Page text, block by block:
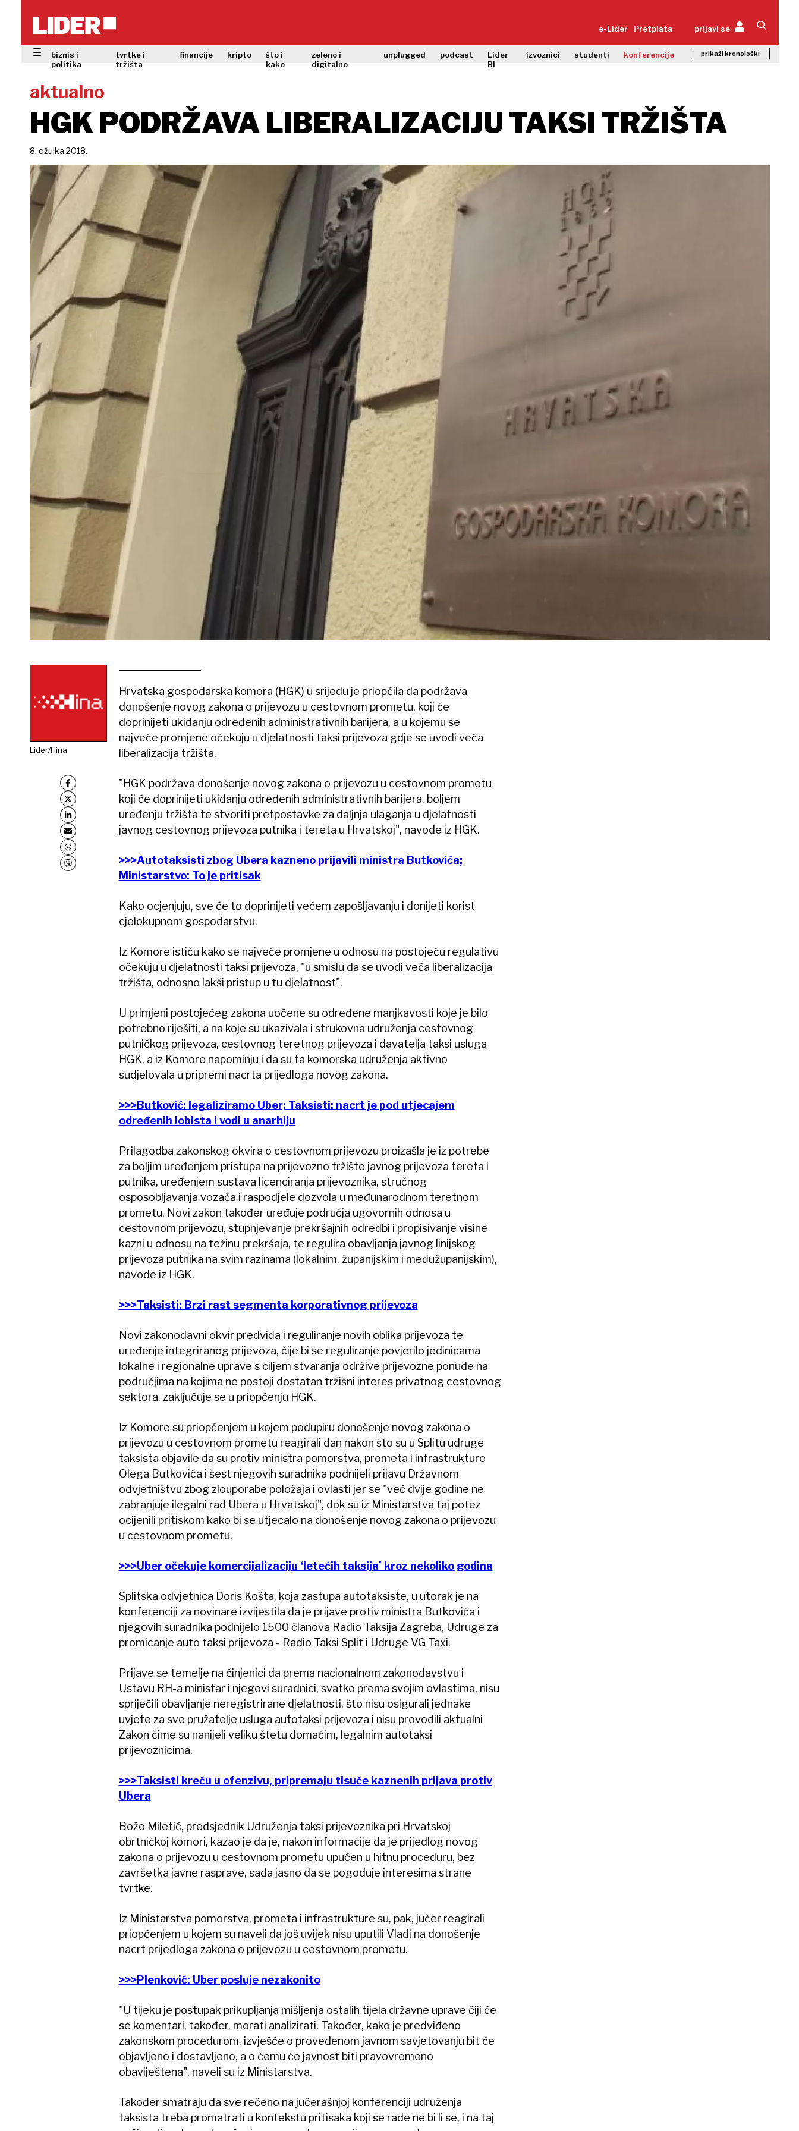
e-Lider Pretplata prijavi se
biznis i
politika
tvrtke i
tržišta
financije kripto
što i
kako
zeleno i
digitalno
unplugged podcast
Lider
BI
izvoznici studenti konferencije prikaži kronološki
aktualno
HGK PODRŽAVA LIBERALIZACIJU TAKSI TRŽIŠTA
8. ožujka 2018.
Lider/Hina
Hrvatska gospodarska komora (HGK) u srijedu je priopćila da podržava
donošenje novog zakona o prijevozu u cestovnom prometu, koji će
doprinijeti ukidanju određenih administrativnih barijera, a u kojemu se
najveće promjene očekuju u djelatnosti taksi prijevoza gdje se uvodi veća
liberalizacija tržišta.
"HGK podržava donošenje novog zakona o prijevozu u cestovnom prometu
koji će doprinijeti ukidanju određenih administrativnih barijera, boljem
uređenju tržišta te stvoriti pretpostavke za daljnja ulaganja u djelatnosti
javnog cestovnog prijevoza putnika i tereta u Hrvatskoj", navode iz HGK.
>>>Autotaksisti zbog Ubera kazneno prijavili ministra Butkovića;
Ministarstvo: To je pritisak
Kako ocjenjuju, sve će to doprinijeti većem zapošljavanju i donijeti korist
cjelokupnom gospodarstvu.
Iz Komore ističu kako se najveće promjene u odnosu na postojeću regulativu
očekuju u djelatnosti taksi prijevoza, "u smislu da se uvodi veća liberalizacija
tržišta, odnosno lakši pristup u tu djelatnost".
U primjeni postojećeg zakona uočene su određene manjkavosti koje je bilo
potrebno riješiti, a na koje su ukazivala i strukovna udruženja cestovnog
putničkog prijevoza, cestovnog teretnog prijevoza i davatelja taksi usluga
HGK, a iz Komore napominju i da su ta komorska udruženja aktivno
sudjelovala u pripremi nacrta prijedloga novog zakona.
>>>Butković: legaliziramo Uber; Taksisti: nacrt je pod utjecajem
određenih lobista i vodi u anarhiju
Prilagodba zakonskog okvira o cestovnom prijevozu proizašla je iz potrebe
za boljim uređenjem pristupa na prijevozno tržište javnog prijevoza tereta i
putnika, uređenjem sustava licenciranja prijevoznika, stručnog
osposobljavanja vozača i raspodjele dozvola u međunarodnom teretnom
prometu. Novi zakon također uređuje područja ugovornih odnosa u
cestovnom prijevozu, stupnjevanje prekršajnih odredbi i propisivanje visine
kazni u odnosu na težinu prekršaja, te regulira obavljanja javnog linijskog
prijevoza putnika na svim razinama (lokalnim, županijskim i međužupanijskim),
navode iz HGK.
>>>Taksisti: Brzi rast segmenta korporativnog prijevoza
Novi zakonodavni okvir predviđa i reguliranje novih oblika prijevoza te
uređenje integriranog prijevoza, čije bi se reguliranje povjerilo jedinicama
lokalne i regionalne uprave s ciljem stvaranja održive prijevozne ponude na
područjima na kojima ne postoji dostatan tržišni interes privatnog cestovnog
sektora, zaključuje se u priopćenju HGK.
Iz Komore su priopćenjem u kojem podupiru donošenje novog zakona o
prijevozu u cestovnom prometu reagirali dan nakon što su u Splitu udruge
taksista objavile da su protiv ministra pomorstva, prometa i infrastrukture
Olega Butkovića i šest njegovih suradnika podnijeli prijavu Državnom
odvjetništvu zbog zlouporabe položaja i ovlasti jer se "već dvije godine ne
zabranjuje ilegalni rad Ubera u Hrvatskoj", dok su iz Ministarstva taj potez
ocijenili pritiskom kako bi se utjecalo na donošenje novog zakona o prijevozu
u cestovnom prometu.
>>>Uber očekuje komercijalizaciju ‘letećih taksija’ kroz nekoliko godina
Splitska odvjetnica Doris Košta, koja zastupa autotaksiste, u utorak je na
konferenciji za novinare izvijestila da je prijave protiv ministra Butkovića i
njegovih suradnika podnijelo 1500 članova Radio Taksija Zagreba, Udruge za
promicanje auto taksi prijevoza - Radio Taksi Split i Udruge VG Taxi.
Prijave se temelje na činjenici da prema nacionalnom zakonodavstvu i
Ustavu RH-a ministar i njegovi suradnici, svatko prema svojim ovlastima, nisu
spriječili obavljanje neregistrirane djelatnosti, što nisu osigurali jednake
uvjete za sve pružatelje usluga autotaksi prijevoza i nisu provodili aktualni
Zakon čime su nanijeli veliku štetu domaćim, legalnim autotaksi
prijevoznicima.
>>>Taksisti kreću u ofenzivu, pripremaju tisuće kaznenih prijava protiv
Ubera
Božo Miletić, predsjednik Udruženja taksi prijevoznika pri Hrvatskoj
obrtničkoj komori, kazao je da je, nakon informacije da je prijedlog novog
zakona o prijevozu u cestovnom prometu upućen u hitnu proceduru, bez
završetka javne rasprave, sada jasno da se pogoduje interesima strane
tvrtke.
Iz Ministarstva pomorstva, prometa i infrastrukture su, pak, jučer reagirali
priopćenjem u kojem su naveli da još uvijek nisu uputili Vladi na donošenje
nacrt prijedloga zakona o prijevozu u cestovnom prometu.
>>>Plenković: Uber posluje nezakonito
"U tijeku je postupak prikupljanja mišljenja ostalih tijela državne uprave čiji će
se komentari, također, morati analizirati. Također, kako je predviđeno
zakonskom procedurom, izvješće o provedenom javnom savjetovanju bit će
objavljeno i dostavljeno, a o čemu će javnost biti pravovremeno
obaviještena", naveli su iz Ministarstva.
Također smatraju da sve rečeno na jučerašnjoj konferenciji udruženja
taksista treba promatrati u kontekstu pritisaka koji se rade ne bi li se, i na taj